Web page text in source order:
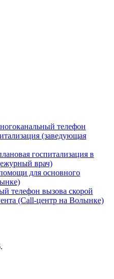
телефон
(заведующая
госпитализация в
врач)
для основного
телефон вызова скорой
(Call-центр на Волынке)